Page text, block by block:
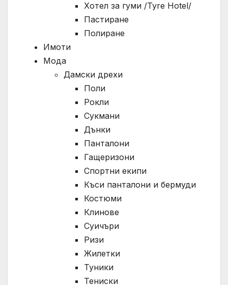
Хотел за гуми /Tyre Hotel/
Пастиране
Полиране
Имоти
Мода
Дамски дрехи
Поли
Рокли
Сукмани
Дънки
Панталони
Гащеризони
Спортни екипи
Къси панталони и бермуди
Костюми
Клинове
Суичъри
Ризи
Жилетки
Туники
Тениски